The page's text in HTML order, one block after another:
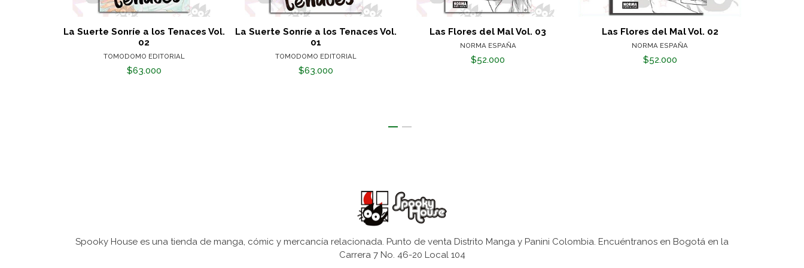
La Suerte Sonríe a los Tenaces Vol.
02
TOMODOMO EDITORIAL
$63.000
La Suerte Sonríe a los Tenaces Vol.
01
TOMODOMO EDITORIAL
$63.000
Las Flores del Mal Vol. 03
NORMA ESPAÑA
$52.000
Las Flores del Mal Vol. 02
NORMA ESPAÑA
$52.000
Spooky House es una tienda de manga, cómic y mercancía relacionada. Punto de venta Distrito Manga y Panini Colombia. Encuéntranos en Bogotá en la
Carrera 7 No. 46-20 Local 104